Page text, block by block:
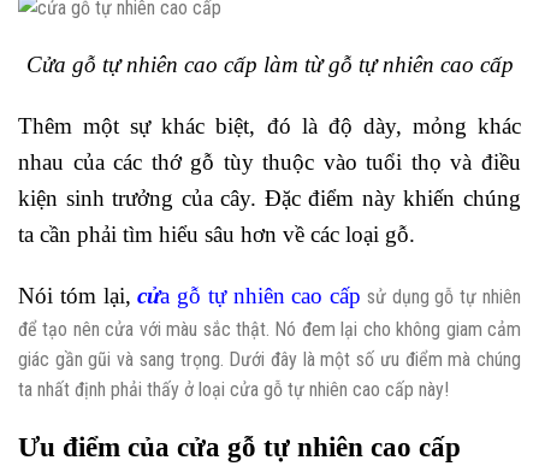
Cửa gỗ tự nhiên cao cấp làm từ gỗ tự nhiên cao cấp
Thêm một sự khác biệt, đó là độ dày, mỏng khác
nhau của các thớ gỗ tùy thuộc vào tuổi thọ và điều
kiện sinh trưởng của cây. Đặc điểm này khiến chúng
ta cần phải tìm hiểu sâu hơn về các loại gỗ.
Nói tóm lại,cửa gỗ tự nhiên cao cấp sử dụng gỗ tự nhiên
để tạo nên cửa với màu sắc thật. Nó đem lại cho không giam cảm
giác gần gũi và sang trọng. Dưới đây là một số ưu điểm mà chúng
ta nhất định phải thấy ở loại cửa gỗ tự nhiên cao cấp này!
Ưu điểm của cửa gỗ tự nhiên cao cấp